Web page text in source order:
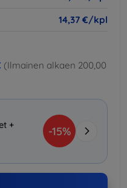
14,37 €/kpl
(Ilmainen alkaen 200,00
+
-15%